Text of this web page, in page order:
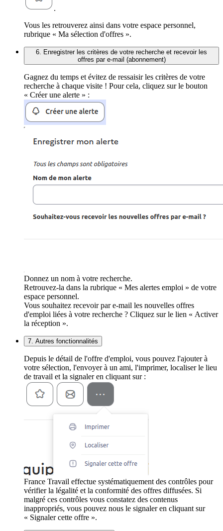
.
Vous les retrouverez ainsi dans votre espace personnel,
rubrique « Ma sélection d'offres ».
6. Enregistrer les critères de votre recherche et recevoir les
offres par e-mail (abonnement)
Gagnez du temps et évitez de ressaisir les critères de votre
recherche à chaque visite ! Pour cela, cliquez sur le bouton
« Créer une alerte » :
Donnez un nom à votre recherche.
Retrouvez-la dans la rubrique « Mes alertes emploi » de votre
espace personnel.
Vous souhaitez recevoir par e-mail les nouvelles offres
d'emploi liées à votre recherche ? Cliquez sur le lien « Activer
la réception ».
7. Autres fonctionnalités
Depuis le détail de l'offre d'emploi, vous pouvez l'ajouter à
votre sélection, l'envoyer à un ami, l'imprimer, localiser le lieu
de travail et la signaler en cliquant sur :
France Travail effectue systématiquement des contrôles pour
vérifier la légalité et la conformité des offres diffusées. Si
malgré ces contrôles vous constatez des contenus
inappropriés, vous pouvez nous le signaler en cliquant sur
« Signaler cette offre ».